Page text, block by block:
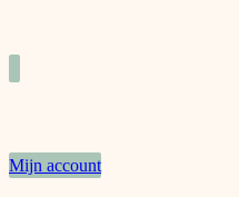
Mijn account